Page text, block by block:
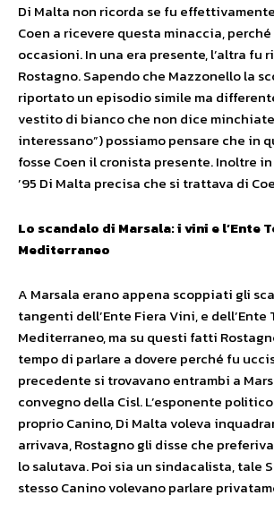
Di Malta non ricorda se fu
Coen a ricevere questa minaccia,
occasioni. In una era presente, l’altra fu
Rostagno. Sapendo che Mazzonello la
riportato un episodio simile ma
vestito di bianco che non dice
interessano”) possiamo pensare che in
fosse Coen il cronista presente. Inoltre
’95 Di Malta precisa che si trattava di
Lo scandalo di Marsala: i vini e l’Ente
Mediterraneo
A Marsala erano appena scoppiati gli
tangenti dell’Ente Fiera Vini, e dell’Ente
Mediterraneo, ma su questi fatti
tempo di parlare a dovere perché fu
precedente si trovavano entrambi a
convegno della Cisl. L’esponente
proprio Canino, Di Malta voleva
arrivava, Rostagno gli disse che
lo salutava. Poi sia un sindacalista, tale
stesso Canino volevano parlare